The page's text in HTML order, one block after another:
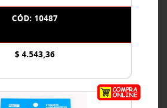
CÓD: 10487
$ 4.543,36